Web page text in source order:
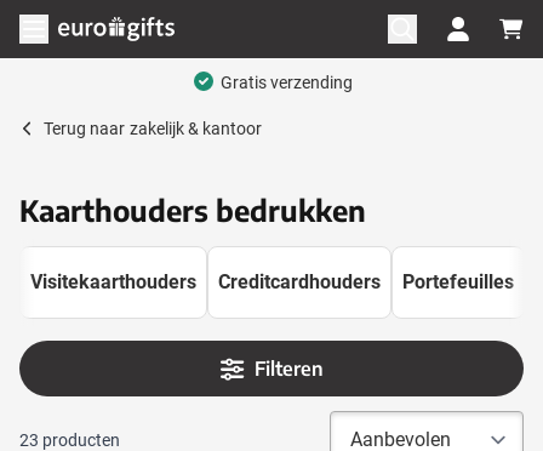
Ga naar de inhoud
Menu openen
Terug naar zakelijk & kantoor
Kaarthouders bedrukken
Visitekaarthouders Creditcardhouders Portefeuilles
Filteren
23 producten